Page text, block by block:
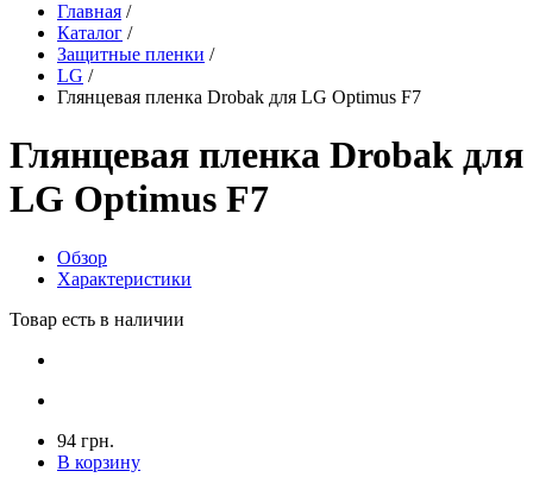
Главная /
Каталог /
Защитные пленки /
LG /
Глянцевая пленка Drobak для LG Optimus F7
Глянцевая пленка Drobak для
LG Optimus F7
Обзор
Характеристики
Товар есть в наличии
94 грн.
В корзину